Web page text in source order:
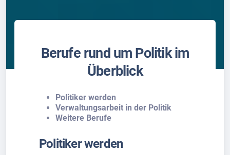
Berufe rund um Politik im
Überblick
Politiker werden
Verwaltungsarbeit in der Politik
Weitere Berufe
Politiker werden